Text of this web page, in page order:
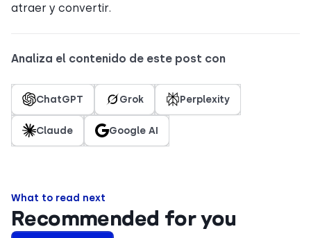
atraer y convertir.
Analiza el contenido de este post con
ChatGPT Grok Perplexity
Claude Google AI
What to read next
Recommended for you